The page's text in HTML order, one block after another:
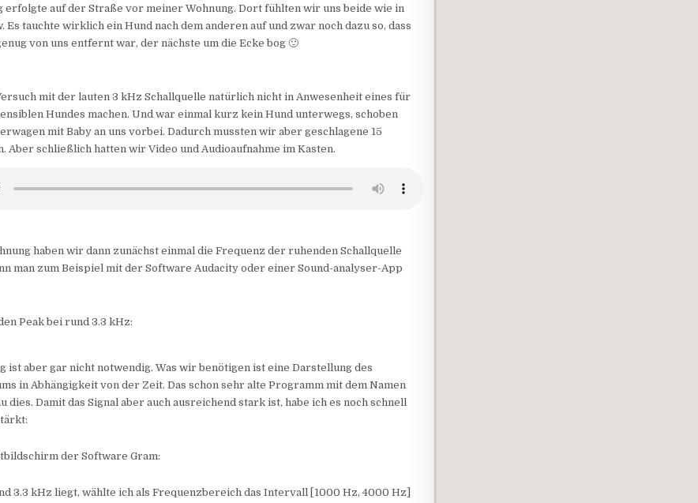
erfolgte auf der Straße vor meiner Wohnung. Dort fühlten wir uns beide wie in
Es tauchte wirklich ein Hund nach dem anderen auf und zwar noch dazu so, dass
von uns entfernt war, der nächste um die Ecke bog 🙂
mit der lauten 3 kHz Schallquelle natürlich nicht in Anwesenheit eines für
Hundes machen. Und war einmal kurz kein Hund unterwegs, schoben
mit Baby an uns vorbei. Dadurch mussten wir aber geschlagene 15
Aber schließlich hatten wir Video und Audioaufnahme im Kasten.
haben wir dann zunächst einmal die Frequenz der ruhenden Schallquelle
man zum Beispiel mit der Software Audacity oder einer Sound-analyser-App
Peak bei rund 3.3 kHz:
ist aber gar nicht notwendig. Was wir benötigen ist eine Darstellung des
in Abhängigkeit von der Zeit. Das schon sehr alte Programm mit dem Namen
dies. Damit das Signal aber auch ausreichend stark ist, habe ich es noch schnell
der Software Gram:
3.3 kHz liegt, wählte ich als Frequenzbereich das Intervall [1000 Hz, 4000 Hz]